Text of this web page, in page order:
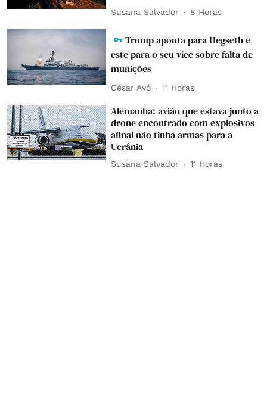
Susana Salvador 8 Horas
Trump aponta para Hegseth e
este para o seu vice sobre falta de
munições
César Avó 11 Horas
Alemanha: avião que estava junto a
drone encontrado com explosivos
afinal não tinha armas para a
Ucrânia
Susana Salvador 11 Horas